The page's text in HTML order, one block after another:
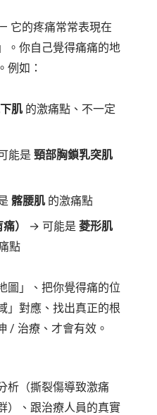
它的疼痛常常表現在
。你自己覺得痛痛的地
例如：
肌 的激痛點、不一定
能是 頸部胸鎖乳突肌
髂腰肌 的激痛點
）
→ 可能是 菱形肌
點
圖」、把你覺得痛的位
」對應、找出真正的根
/ 治療、才會有效。
析（撕裂傷導致激痛
）、跟治療人員的真實